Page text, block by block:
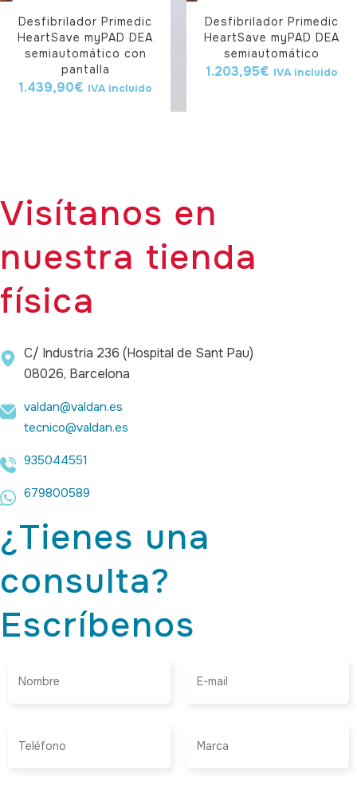
Desfibrilador Primedic
HeartSave myPAD DEA
semiautomático con
pantalla
1.439,90€ IVA incluido
Desfibrilador Primedic
HeartSave myPAD DEA
semiautomático
1.203,95€ IVA incluido
Visítanos en
nuestra tienda
física
C/ Industria 236 (Hospital de Sant Pau)
08026, Barcelona
valdan@valdan.es
tecnico@valdan.es
935044551
679800589
¿Tienes una
consulta?
Escríbenos